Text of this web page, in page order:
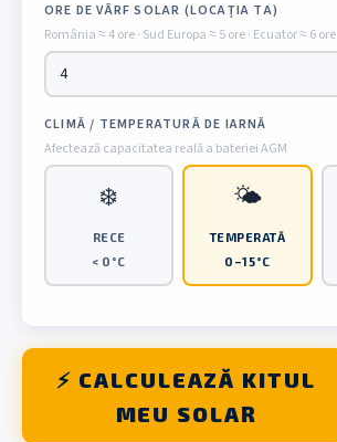
ORE DE VÂRF SOLAR (LOCAȚIA TA)
România ≈ 4 ore · Sud Europa ≈ 5 ore · Ecuator ≈ 6 ore
CLIMĂ / TEMPERATURĂ DE IARNĂ
Afectează capacitatea reală a bateriei AGM
❄️
RECE
< 0°C
🌤️
TEMPERATĂ
0–15°C
⚡ CALCULEAZĂ KITUL
MEU SOLAR